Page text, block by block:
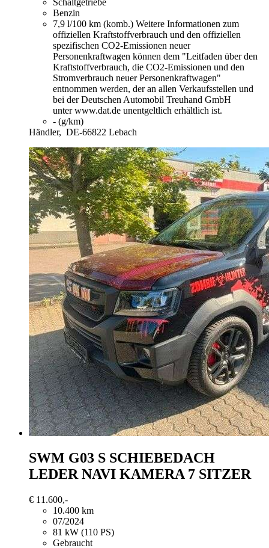
Benzin
7,9 l/100 km (komb.) Weitere Informationen zum
offiziellen Kraftstoffverbrauch und den offiziellen
spezifischen CO2-Emissionen neuer
Personenkraftwagen können dem "Leitfaden über den
Kraftstoffverbrauch, die CO2-Emissionen und den
Stromverbrauch neuer Personenkraftwagen"
entnommen werden, der an allen Verkaufsstellen und
bei der Deutschen Automobil Treuhand GmbH
unter www.dat.de unentgeltlich erhältlich ist.
- (g/km)
Händler, DE-66822 Lebach
SWM G03 S SCHIEBEDACH
LEDER NAVI KAMERA 7 SITZER
€ 11.600,-
10.400 km
07/2024
81 kW (110 PS)
Gebraucht